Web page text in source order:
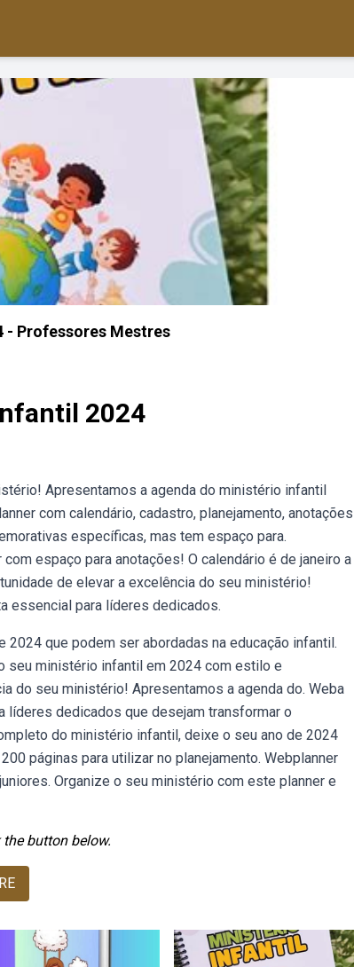
- Professores Mestres
2024
Apresentamos a agenda do ministério infantil
com calendário, cadastro, planejamento, anotações
específicas, mas tem espaço para.
espaço para anotações! O calendário é de janeiro a
de elevar a excelência do seu ministério!
essencial para líderes dedicados.
que podem ser abordadas na educação infantil.
seu ministério infantil em 2024 com estilo e
do seu ministério! Apresentamos a agenda do. Weba
líderes dedicados que desejam transformar o
do ministério infantil, deixe o seu ano de 2024
páginas para utilizar no planejamento. Webplanner
Organize o seu ministério com este planner e
button below.